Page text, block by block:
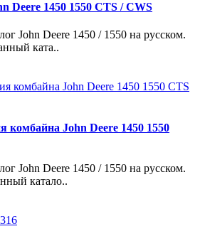
Deere 1450 1550 CTS / CWS
John Deere 1450 / 1550 на русском.
ката..
комбайна John Deere 1450 1550
John Deere 1450 / 1550 на русском.
катало..